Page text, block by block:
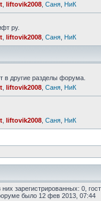
liftovik2008 Саня НиК
ру.
liftovik2008 Саня НиК
в другие разделы форума.
liftovik2008 Саня НиК
liftovik2008 Саня НиК
них зарегистрированных: 0,
было 12 фев 2013, 07:44